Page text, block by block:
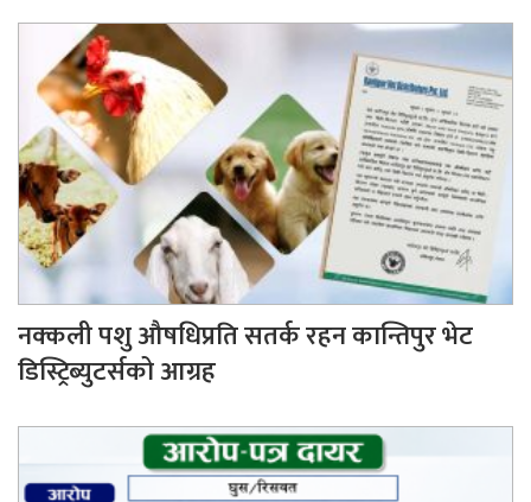
नक्कली पशु औषधिप्रति सतर्क रहन कान्तिपुर भेट
डिस्ट्रिब्युटर्सको आग्रह